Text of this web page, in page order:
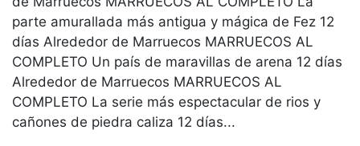
parte amurallada más antigua y mágica de Fez 12
días Alrededor de Marruecos MARRUECOS AL
COMPLETO Un país de maravillas de arena 12 días
Alrededor de Marruecos MARRUECOS AL
COMPLETO La serie más espectacular de rios y
cañones de piedra caliza 12 días...